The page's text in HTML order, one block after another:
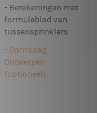
- Berekeningen met
formuleblad van
tussensprinklers
- Opfrisdag
Ontwerpen
(optioneel)